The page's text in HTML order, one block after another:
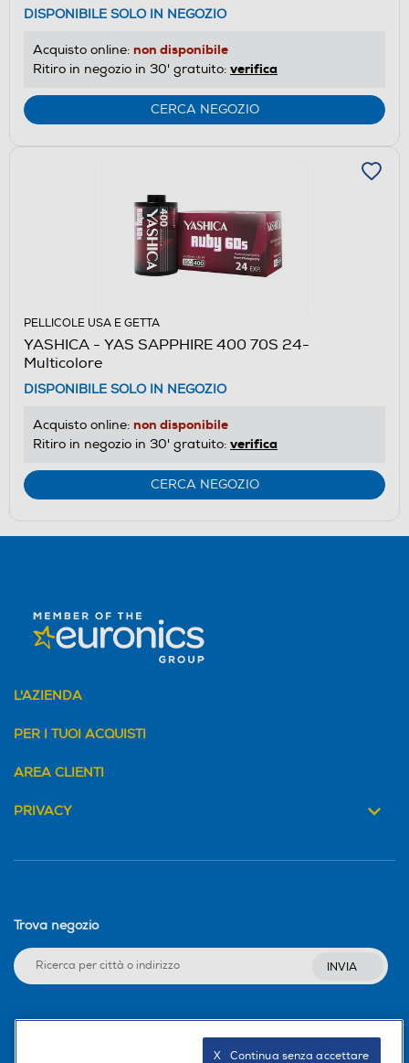
DISPONIBILE SOLO IN NEGOZIO
Acquisto online: non disponibile
Ritiro in negozio in 30' gratuito: verifica
CERCA NEGOZIO
PELLICOLE USA E GETTA
YASHICA - YAS SAPPHIRE 400 70S 24-
Multicolore
DISPONIBILE SOLO IN NEGOZIO
Acquisto online: non disponibile
Ritiro in negozio in 30' gratuito: verifica
CERCA NEGOZIO
L'AZIENDA
PER I TUOI ACQUISTI
AREA CLIENTI
PRIVACY
Trova negozio
INVIA
X   Continua senza accettare